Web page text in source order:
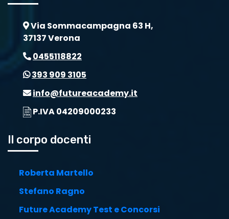
Via Sommacampagna 63 H,
37137 Verona
0455118822
393 909 3105
info@futureacademy.it
P.IVA 04209000233
Il corpo docenti
Roberta Martello
Stefano Ragno
Future Academy Test e Concorsi